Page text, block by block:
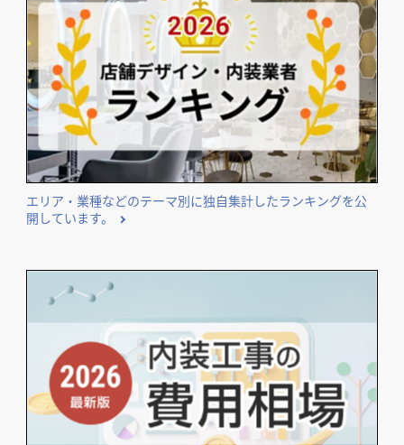
エリア・業種などのテーマ別に独自集計したランキングを公
開しています。